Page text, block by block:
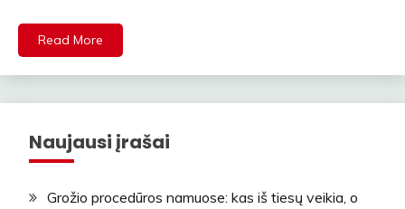
Read More
Naujausi įrašai
Grožio procedūros namuose: kas iš tiesų veikia, o